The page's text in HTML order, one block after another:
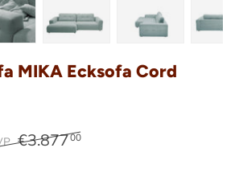
laden
in Galerieansicht laden
MIKA Ecksofa Cord
€3.87700